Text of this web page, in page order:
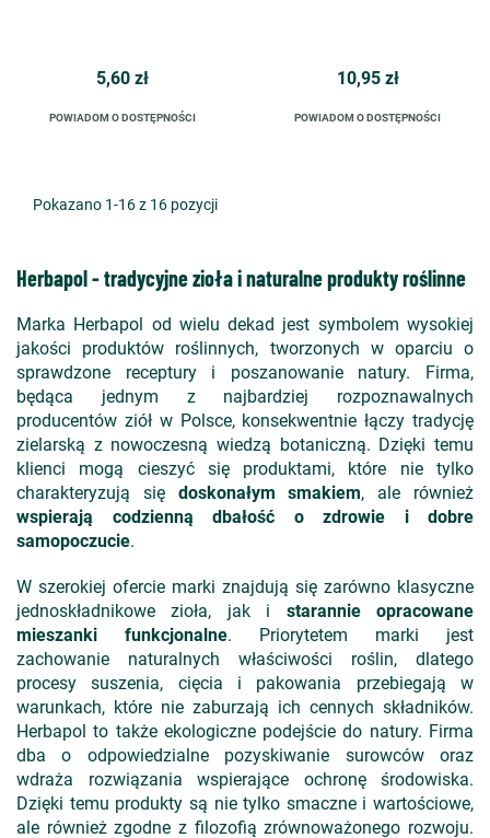
5,60 zł
POWIADOM O DOSTĘPNOŚCI
10,95 zł
POWIADOM O DOSTĘPNOŚCI
Pokazano 1-16 z 16 pozycji
Herbapol - tradycyjne zioła i naturalne produkty roślinne
Marka Herbapol od wielu dekad jest symbolem wysokiej
jakości produktów roślinnych, tworzonych w oparciu o
sprawdzone receptury i poszanowanie natury. Firma,
będąca jednym z najbardziej rozpoznawalnych
producentów ziół w Polsce, konsekwentnie łączy tradycję
zielarską z nowoczesną wiedzą botaniczną. Dzięki temu
klienci mogą cieszyć się produktami, które nie tylko
charakteryzują się doskonałym smakiem, ale również
wspierają codzienną dbałość o zdrowie i dobre
samopoczucie.
W szerokiej ofercie marki znajdują się zarówno klasyczne
jednoskładnikowe zioła, jak i starannie opracowane
mieszanki funkcjonalne. Priorytetem marki jest
zachowanie naturalnych właściwości roślin, dlatego
procesy suszenia, cięcia i pakowania przebiegają w
warunkach, które nie zaburzają ich cennych składników.
Herbapol to także ekologiczne podejście do natury. Firma
dba o odpowiedzialne pozyskiwanie surowców oraz
wdraża rozwiązania wspierające ochronę środowiska.
Dzięki temu produkty są nie tylko smaczne i wartościowe,
ale również zgodne z filozofią zrównoważonego rozwoju.